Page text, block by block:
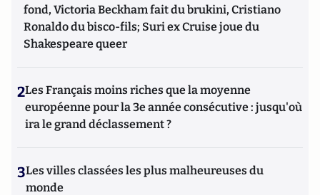
fond, Victoria Beckham fait du brukini, Cristiano
Ronaldo du bisco-fils; Suri ex Cruise joue du
Shakespeare queer
2Les Français moins riches que la moyenne
européenne pour la 3e année consécutive : jusqu'où
ira le grand déclassement ?
3Les villes classées les plus malheureuses du
monde